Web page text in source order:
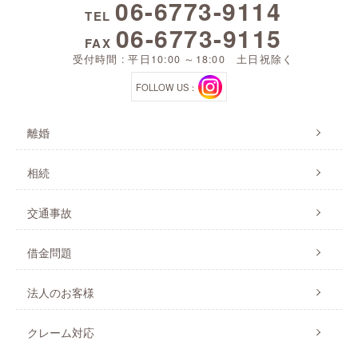
TEL 06-6773-9114
FAX 06-6773-9115
受付時間 : 平日10:00 ～18:00 土日祝除く
FOLLOW US：
離婚
相続
交通事故
借金問題
法人のお客様
クレーム対応